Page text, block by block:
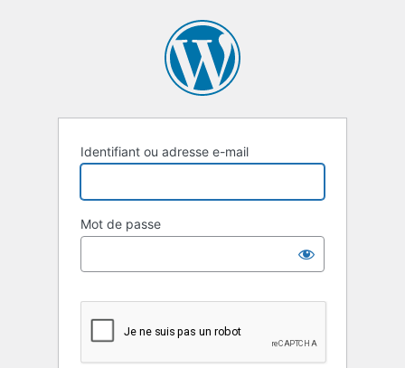
Identifiant ou adresse e-mail
Mot de passe